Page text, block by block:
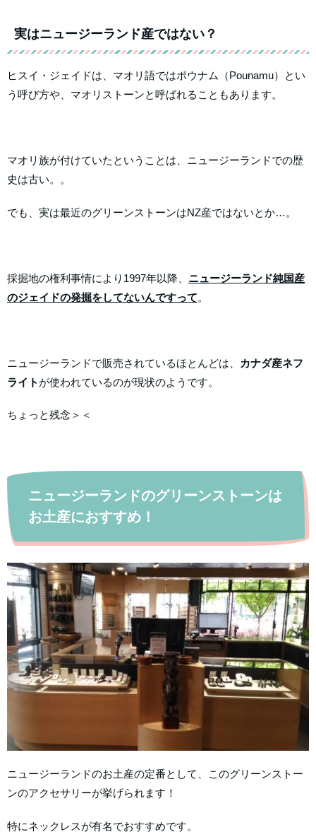
実はニュージーランド産ではない？
ヒスイ・ジェイドは、マオリ語ではポウナム（Pounamu）とい
う呼び方や、マオリストーンと呼ばれることもあります。
マオリ族が付けていたということは、ニュージーランドでの歴
史は古い。。
でも、実は最近のグリーンストーンはNZ産ではないとか…。
採掘地の権利事情により1997年以降、 ニュージーランド純国産
のジェイドの発掘をしてないんですって。
ニュージーランドで販売されているほとんどは、
カナダ産ネフ
ライト が使われているのが現状のようです。
ちょっと残念＞＜
ニュージーランドのグリーンストーンは
お土産におすすめ！
ニュージーランドのお土産の定番として、このグリーンストー
ンのアクセサリーが挙げられます！
特にネックレスが有名でおすすめです。